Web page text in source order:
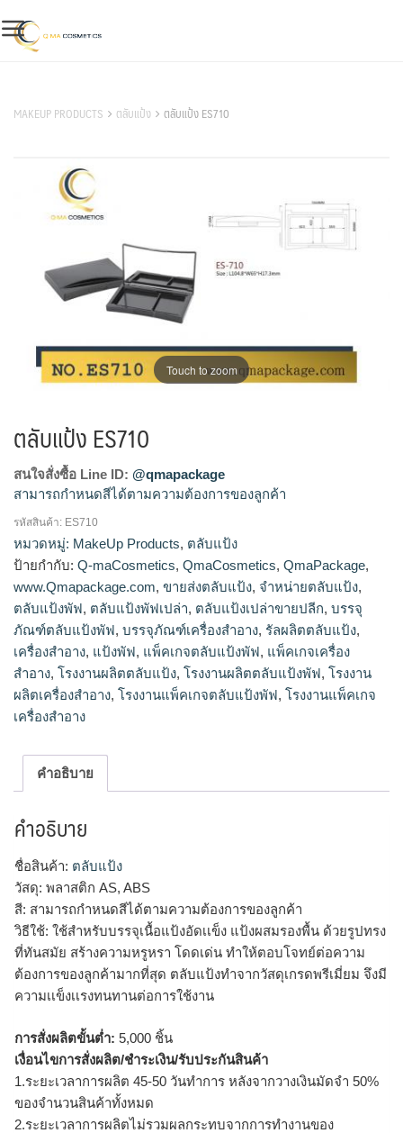
to
content
MAKEUP PRODUCTS ตลับแป้ง ตลับแป้ง ES710
Touch to zoom
ตลับแป้ง ES710
สนใจสั่งซื้อ Line ID: @qmapackage
สามารถกำหนดสีได้ตามความต้องการของลูกค้า
โรงงานผลิตตลับแป้ง,ขายส่งตลับแป้ง,จำหน่ายตลับแป้ง,รัลผลิต
ตลับแป้ง,ตลับแป้งเปล่าขายปลีก
รหัสสินค้า: ES710
หมวดหมู่: MakeUp Products, ตลับแป้ง
ป้ายกำกับ: Q-maCosmetics, QmaCosmetics, QmaPackage,
www.Qmapackage.com, ขายส่งตลับแป้ง, จำหน่ายตลับแป้ง,
ตลับแป้งพัฟ, ตลับแป้งพัฟเปล่า, ตลับแป้งเปล่าขายปลีก, บรรจุ
ภัณฑ์ตลับแป้งพัฟ, บรรจุภัณฑ์เครื่องสำอาง, รัลผลิตตลับแป้ง,
เครื่องสำอาง, แป้งพัฟ, แพ็คเกจตลับแป้งพัฟ, แพ็คเกจเครื่อง
สำอาง, โรงงานผลิตตลับแป้ง, โรงงานผลิตตลับแป้งพัฟ, โรงงาน
ผลิตเครื่องสำอาง, โรงงานแพ็คเกจตลับแป้งพัฟ, โรงงานแพ็คเกจ
เครื่องสำอาง
คำอธิบาย
คำอธิบาย
ชื่อสินค้า: ตลับแป้ง
วัสดุ: พลาสติก AS, ABS
สี: สามารถกำหนดสีได้ตามความต้องการของลูกค้า
วิธีใช้: ใช้สำหรับบรรจุเนื้อแป้งอัดเเข็ง แป้งผสมรองพื้น ด้วยรูปทรง
ที่ทันสมัย สร้างความหรูหรา โดดเด่น ทำให้ตอบโจทย์ต่อความ
ต้องการของลูกค้ามากที่สุด ตลับแป้งทำจากวัสดุเกรดพรีเมี่ยม จึงมี
ความเเข็งเเรงทนทานต่อการใช้งาน
การสั่งผลิตขั้นต่ำ: 5,000 ชิ้น
เงื่อนไขการสั่งผลิต/ชำระเงิน/รับประกันสินค้า
1.ระยะเวลาการผลิต 45-50 วันทำการ หลังจากวางเงินมัดจำ 50%
ของจำนวนสินค้าทั้งหมด
2.ระยะเวลาการผลิตไม่รวมผลกระทบจากการทำงานของ